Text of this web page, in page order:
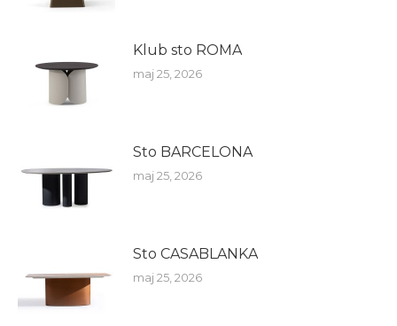
Klub sto ROMA
maj 25, 2026
Sto BARCELONA
maj 25, 2026
Sto CASABLANKA
maj 25, 2026